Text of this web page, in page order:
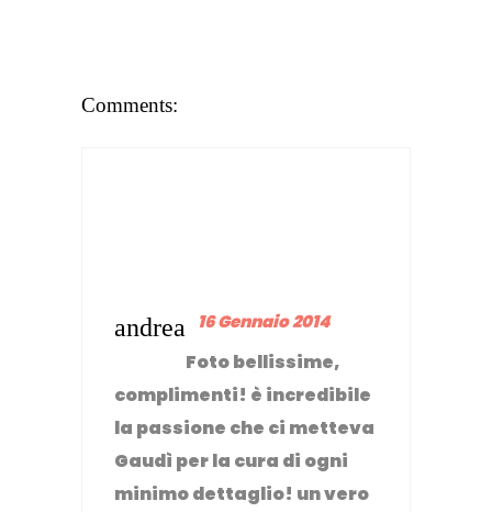
Comments:
andrea 16 Gennaio 2014
Foto bellissime,
complimenti! è incredibile
la passione che ci metteva
Gaudì per la cura di ogni
minimo dettaglio! un vero